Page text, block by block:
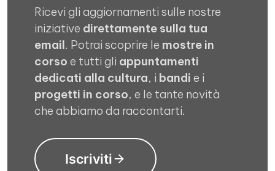
Ricevi gli aggiornamenti sulle nostre
iniziative direttamente sulla tua
email. Potrai scoprire le mostre in
corso e tutti gli appuntamenti
dedicati alla cultura, i bandi e i
progetti in corso, e le tante novità
che abbiamo da raccontarti.
Iscriviti